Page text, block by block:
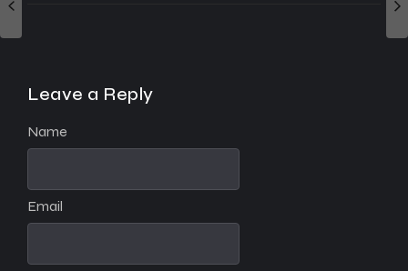
Leave a Reply
Name
Email